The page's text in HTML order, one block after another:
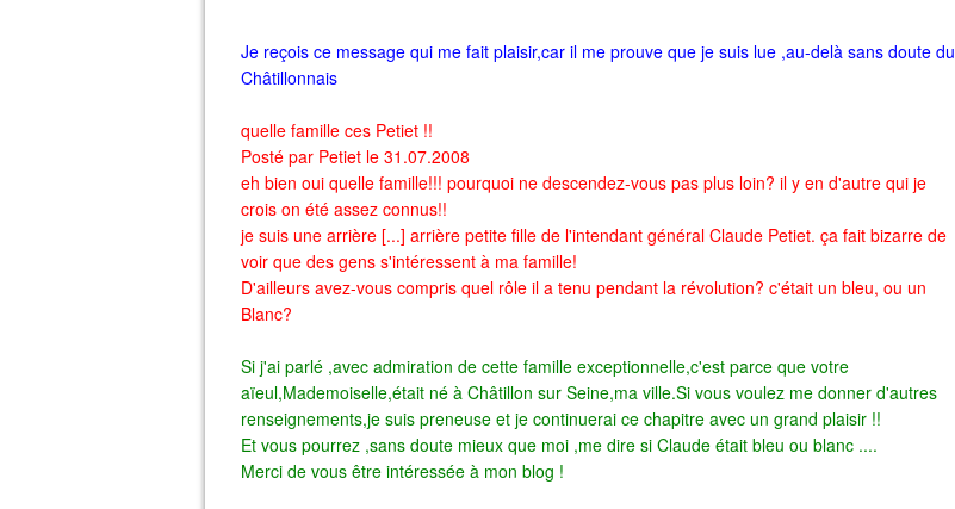
Je reçois ce message qui me fait plaisir,car il me prouve que je suis lue ,au-delà sans doute du
Châtillonnais
quelle famille ces Petiet !!
Posté par Petiet le 31.07.2008
eh bien oui quelle famille!!! pourquoi ne descendez-vous pas plus loin? il y en d'autre qui je
crois on été assez connus!!
je suis une arrière [...] arrière petite fille de l'intendant général Claude Petiet. ça fait bizarre de
voir que des gens s'intéressent à ma famille!
D'ailleurs avez-vous compris quel rôle il a tenu pendant la révolution? c'était un bleu, ou un
Blanc?
Si j'ai parlé ,avec admiration de cette famille exceptionnelle,c'est parce que votre
aïeul,Mademoiselle,était né à Châtillon sur Seine,ma ville.Si vous voulez me donner d'autres
renseignements,je suis preneuse et je continuerai ce chapitre avec un grand plaisir !!
Et vous pourrez ,sans doute mieux que moi ,me dire si Claude était bleu ou blanc ....
Merci de vous être intéressée à mon blog !